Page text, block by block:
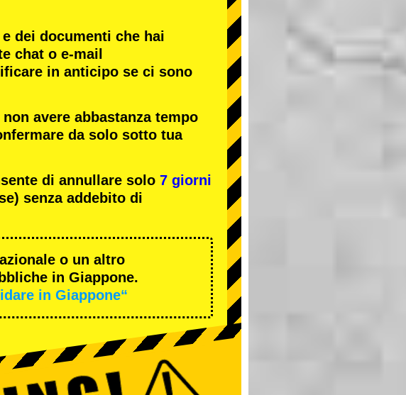
dei documenti che hai
chat o e-mail
in anticipo se ci sono
avere abbastanza tempo
da solo sotto tua
di annullare solo 7 giorni
senza addebito di
o un altro
in Giappone.
in Giappone“